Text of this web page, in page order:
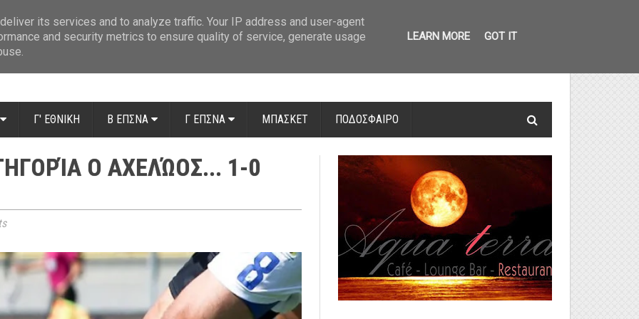
Γ' ΕΘΝΙΚΗ Β ΕΠΣΝΑ Γ ΕΠΣΝΑ ΜΠΑΣΚΕΤ ΠΟΔΟΣΦΑΙΡΟ
Ο ΑΧΕΛΏΟΣ... 1-0
its services and to analyze traffic. Your IP address and user-agent
and security metrics to ensure quality of service, generate usage
LEARN MORE GOT IT